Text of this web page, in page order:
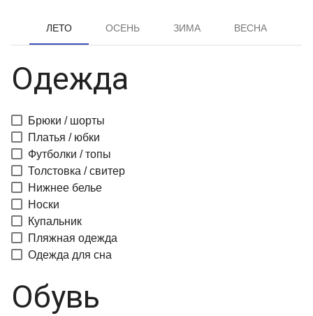
ЛЕТО ОСЕНЬ ЗИМА ВЕСНА
Одежда
Брюки / шорты
Платья / юбки
Футболки / топы
Толстовка / свитер
Нижнее белье
Носки
Купальник
Пляжная одежда
Одежда для сна
Обувь